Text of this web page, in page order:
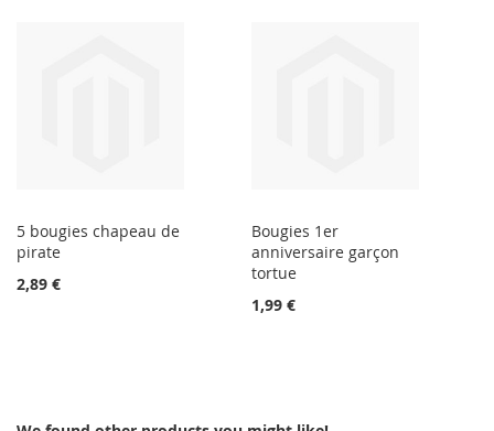
5 bougies chapeau de
pirate
2,89 €
Bougies 1er
anniversaire garçon
tortue
1,99 €